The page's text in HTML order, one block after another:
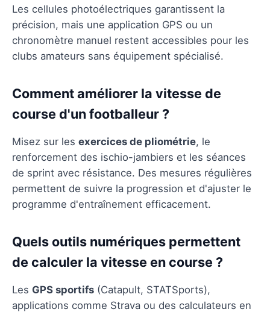
Les cellules photoélectriques garantissent la
précision, mais une application GPS ou un
chronomètre manuel restent accessibles pour les
clubs amateurs sans équipement spécialisé.
Comment améliorer la vitesse de
course d'un footballeur ?
Misez sur les exercices de pliométrie, le
renforcement des ischio-jambiers et les séances
de sprint avec résistance. Des mesures régulières
permettent de suivre la progression et d'ajuster le
programme d'entraînement efficacement.
Quels outils numériques permettent
de calculer la vitesse en course ?
Les GPS sportifs (Catapult, STATSports),
applications comme Strava ou des calculateurs en